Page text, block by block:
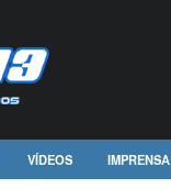
VÍDEOS IMPRENSA